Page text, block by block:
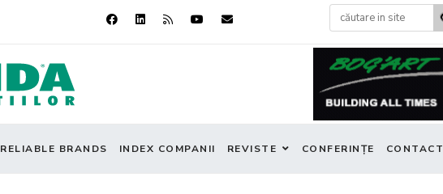
RELIABLE BRANDS INDEX COMPANII REVISTE CONFERINȚE CONTACT